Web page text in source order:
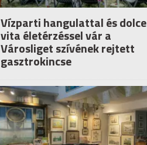
Vízparti hangulattal és dolce
vita életérzéssel vár a
Városliget szívének rejtett
gasztrokincse